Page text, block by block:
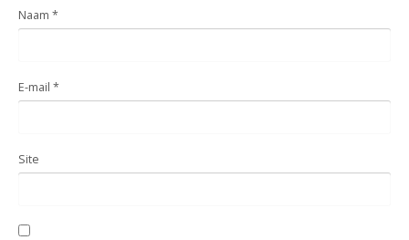
Naam *
E-mail *
Site